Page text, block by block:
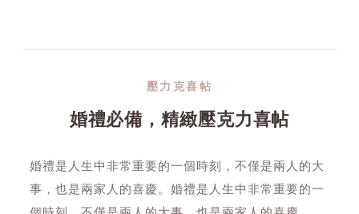
壓力克喜帖
婚禮必備，精緻壓克力喜帖
婚禮是人生中非常重要的一個時刻，不僅是兩人的大
事，也是兩家人的喜慶。婚禮是人生中非常重要的一